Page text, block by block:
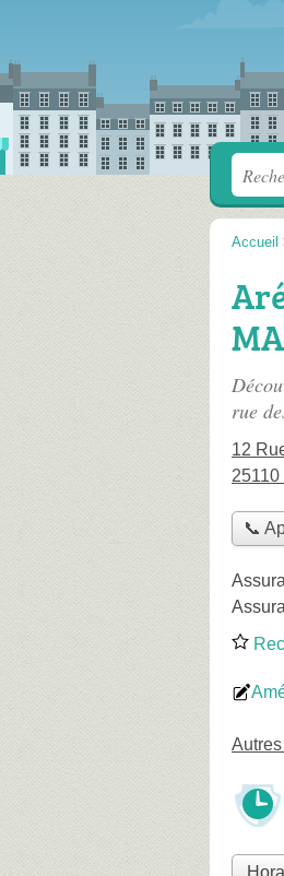
Accueil
rue
12
📞